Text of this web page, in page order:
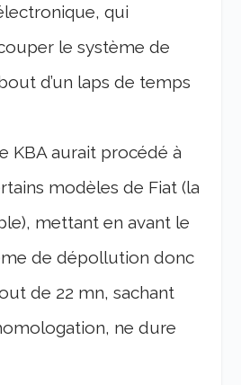
qui
le système de
d’un laps de temps
KBA aurait procédé à
modèles de Fiat (la
mettant en avant le
de dépollution donc
de 22 mn, sachant
ne dure